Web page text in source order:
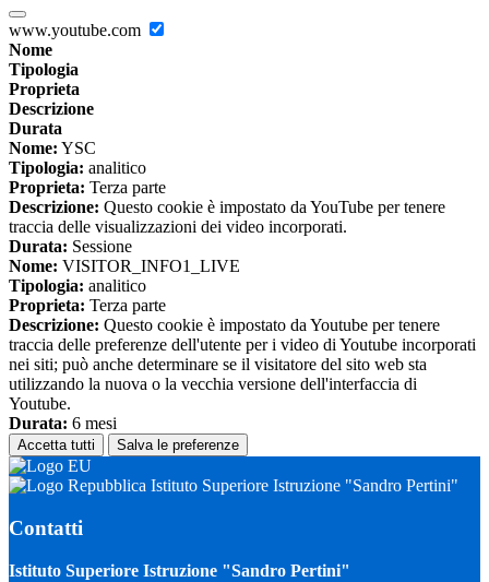
www.youtube.com
Nome
Tipologia
Proprieta
Descrizione
Durata
Nome: YSC
Tipologia: analitico
Proprieta: Terza parte
Descrizione: Questo cookie è impostato da YouTube per tenere
traccia delle visualizzazioni dei video incorporati.
Durata: Sessione
Nome: VISITOR_INFO1_LIVE
Tipologia: analitico
Proprieta: Terza parte
Descrizione: Questo cookie è impostato da Youtube per tenere
traccia delle preferenze dell'utente per i video di Youtube incorporati
nei siti; può anche determinare se il visitatore del sito web sta
utilizzando la nuova o la vecchia versione dell'interfaccia di
Youtube.
Durata: 6 mesi
Accetta tutti Salva le preferenze
Istituto Superiore Istruzione "Sandro Pertini"
Contatti
Istituto Superiore Istruzione "Sandro Pertini"